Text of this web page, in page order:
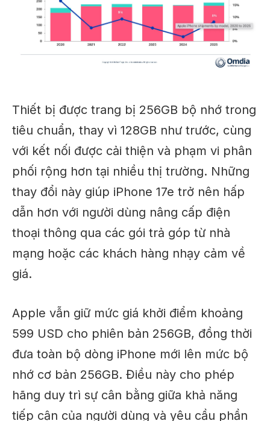
Thiết bị được trang bị 256GB bộ nhớ trong
tiêu chuẩn, thay vì 128GB như trước, cùng
với kết nối được cải thiện và phạm vi phân
phối rộng hơn tại nhiều thị trường. Những
thay đổi này giúp iPhone 17e trở nên hấp
dẫn hơn với người dùng nâng cấp điện
thoại thông qua các gói trả góp từ nhà
mạng hoặc các khách hàng nhạy cảm về
giá.
Apple vẫn giữ mức giá khởi điểm khoảng
599 USD cho phiên bản 256GB, đồng thời
đưa toàn bộ dòng iPhone mới lên mức bộ
nhớ cơ bản 256GB. Điều này cho phép
hãng duy trì sự cân bằng giữa khả năng
tiếp cận của người dùng và yêu cầu phần